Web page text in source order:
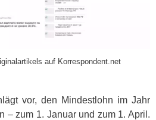
auf Korrespondent.net
vor, den Mindestlohn im Jahr
– zum 1. Januar und zum 1. April.